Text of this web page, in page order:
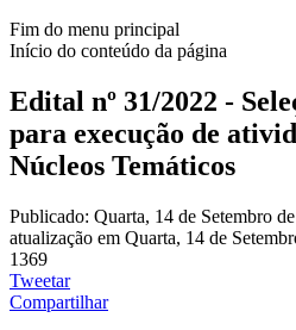
Fim do menu principal
Início do conteúdo da página
Edital nº 31/2022 -
para execução de
Núcleos Temáticos
Publicado: Quarta, 14 de Setembro
atualização em Quarta, 14 de
1369
Tweetar
Compartilhar